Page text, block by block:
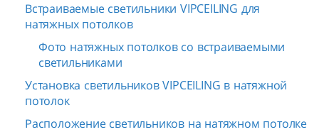
Встраиваемые светильники VIPCEILING для
натяжных потолков
Фото натяжных потолков со встраиваемыми
светильниками
Установка светильников VIPCEILING в натяжной
потолок
Расположение светильников на натяжном потолке